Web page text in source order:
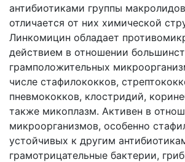
антибиотиками группы
отличается от них химической
Линкомицин обладает
действием в отношении
грамположительных
числе стафилококков,
пневмококков, клостридий,
также микоплазм. Активен в
микроорганизмов, особенно
устойчивых к другим
грамотрицательные бактерии,